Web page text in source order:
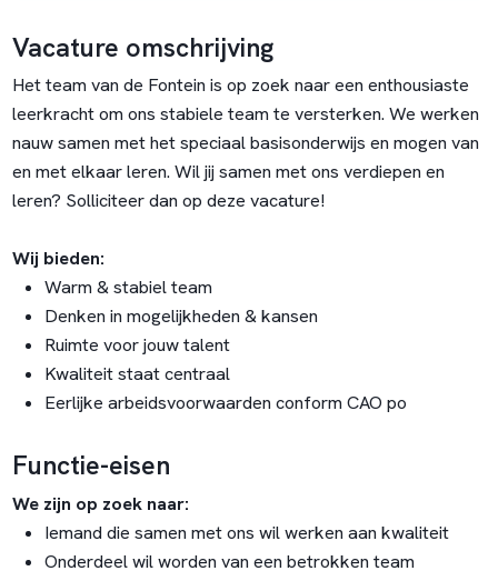
Vacature omschrijving
Het team van de Fontein is op zoek naar een enthousiaste
leerkracht om ons stabiele team te versterken. We werken
nauw samen met het speciaal basisonderwijs en mogen van
en met elkaar leren. Wil jij samen met ons verdiepen en
leren? Solliciteer dan op deze vacature!
Wij bieden:
Warm & stabiel team
Denken in mogelijkheden & kansen
Ruimte voor jouw talent
Kwaliteit staat centraal
Eerlijke arbeidsvoorwaarden conform CAO po
Functie-eisen
We zijn op zoek naar:
Iemand die samen met ons wil werken aan kwaliteit
Onderdeel wil worden van een betrokken team